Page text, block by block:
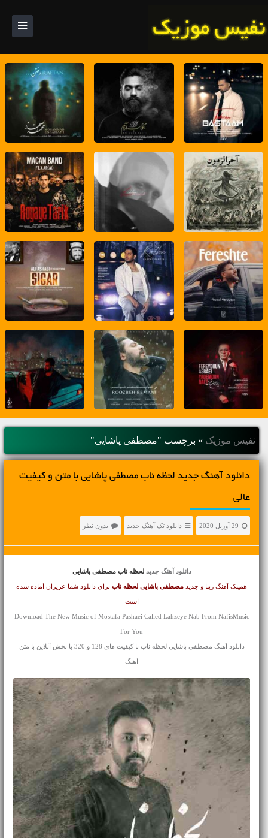
نفیس موزیک » برچسب "مصطفی پاشایی"
دانلود آهنگ جديد لحظه ناب مصطفی پاشایی با متن و کیفیت
عالی
29 آوریل 2020 دانلود تک آهنگ جدید بدون نظر
دانلود آهنگ جدید لحظه ناب مصطفی پاشایی
همینک آهنگ زیبا و جدید مصطفی پاشایی لحظه ناببرای دانلود شما عزیزان آماده شده
است
Download The New Music of Mostafa Pashaei Called Lahzeye Nab From NafisMusic
For You
دانلود آهنگ مصطفی پاشایی لحظه ناب با کیفیت های 128 و 320 با پخش آنلاین با متن
آهنگ